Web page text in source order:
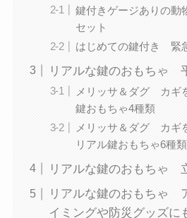
鍵付きゲージありの動
セット
はじめての鍵付き 緊
リアルな鍵のおもちゃ
メリッサ＆ダグ カギ
鍵おもちゃ4種類
メリッサ＆ダグ カギ
リアル鍵おもちゃ6種類
リアルな鍵のおもちゃ
リアルな鍵のおもちゃ
イミングや防災グッズに